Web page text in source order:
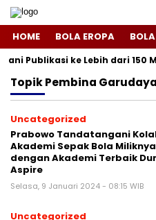
HOME BOLA EROPA
Publikasi ke Lebih dari 150
TopikPembina
Uncategorized
Prabowo Tandatangani
Akademi Sepak Bola Miliknya
dengan Akademi Terbaik
Aspire
Selasa, 9 Januari 2024 - 08:15 WIB
Uncategorized